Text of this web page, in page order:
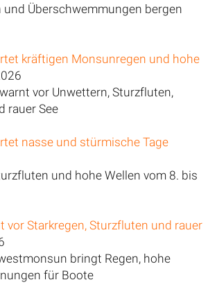
und Überschwemmungen bergen
kräftigen Monsunregen und hohe
vor Unwettern, Sturzfluten,
rauer See
nasse und stürmische Tage
und hohe Wellen vom 8. bis
vor Starkregen, Sturzfluten und rauer
bringt Regen, hohe
für Boote